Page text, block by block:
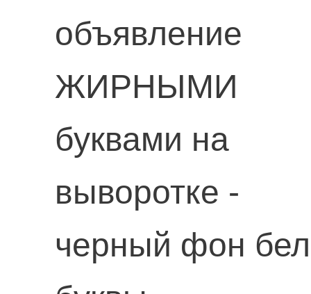
объявление
ЖИРНЫМИ
буквами на
выворотке -
черный фон